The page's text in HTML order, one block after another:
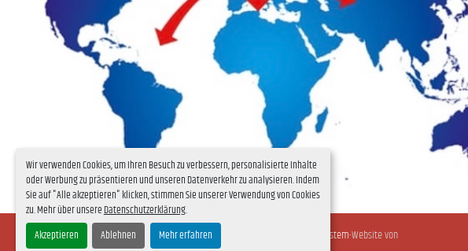
Wir verwenden Cookies, um Ihren Besuch zu verbessern, personalisierte Inhalte
oder Werbung zu präsentieren und unseren Datenverkehr zu analysieren. Indem
Sie auf "Alle akzeptieren" klicken, stimmen Sie unserer Verwendung von Cookies
zu. Mehr über unsereDatenschutzerklärung.
Akzeptieren
Ablehnen Mehr erfahren
Cookie-
© Copyright
Schöllhorn Melkroboter &
Machinio System-Website von